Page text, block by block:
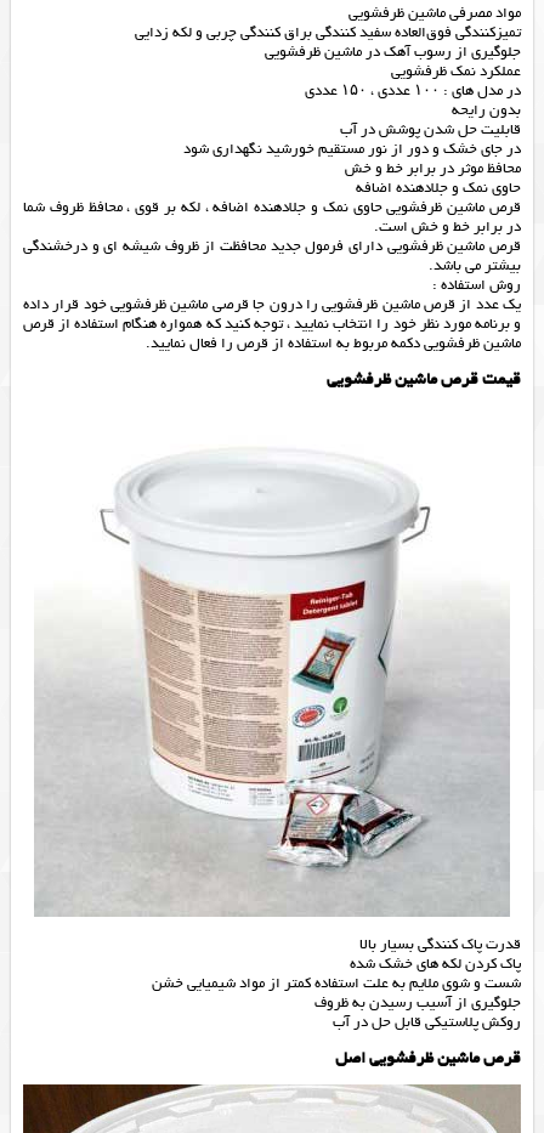
مواد مصرفی ماشین ظرفشویی
تمیزکنندگی فوق‌العاده سفید کنندگی براق کنندگی چربی و لکه زدایی
جلوگیری از رسوب آهک در ماشین ظرفشویی
عملکرد نمک ظرفشویی
در مدل های : ۱۰۰ عددی ، ۱۵۰ عددی
بدون رایحه
قابلیت حل شدن پوشش در آب
در جای خشک و دور از نور مستقیم خورشید نگهداری شود
محافظ موثر در برابر خط و خش
حاوی نمک و جلادهنده اضافه
قرص ماشین ظرفشویی حاوی نمک و جلادهنده اضافه ، لکه بر قوی ، محافظ ظروف شما
در برابر خط و خش است.
قرص ماشین ظرفشویی دارای فرمول جدید محافظت از ظروف شیشه ای و درخشندگی
بیشتر می باشد.
روش استفاده :
یک عدد از قرص ماشین ظرفشویی را درون جا قرصی ماشین ظرفشویی خود قرار داده
و برنامه مورد نظر خود را انتخاب نمایید ، توجه کنید که همواره هنگام استفاده از قرص
ماشین ظرفشویی دکمه مربوط به استفاده از قرص را فعال نمایید.
قیمت قرص ماشین ظرفشویی
قدرت پاک کنندگی بسیار بالا
پاک کردن لکه های خشک شده
شست و شوی ملایم ‏‏به علت استفاده کمتر از مواد شیمیایی خشن‏‏
جلوگیری از آسیب رسیدن به ظروف
روکش پلاستیکی قابل حل در آب
قرص ماشین ظرفشویی اصل